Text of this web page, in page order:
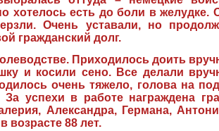
хотелось есть до боли в желудке.
Очень уставали, но
гражданский долг.
Приходилось доить
и косили сено. Все делали
очень тяжело, голова на
успехи в работе награждена
Александра, Германа,
возрасте 88 лет.